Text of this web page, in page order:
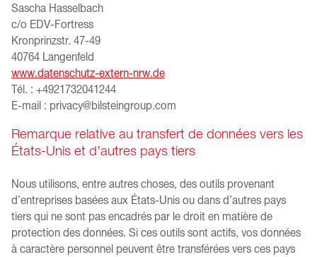
Sascha Hasselbach
c/o EDV-Fortress
Kronprinzstr. 47-49
40764 Langenfeld
www.datenschutz-extern-nrw.de
Tél. : +4921732041244
E-mail : privacy@bilsteingroup.com
Remarque relative au transfert de données vers les
États-Unis et d’autres pays tiers
Nous utilisons, entre autres choses, des outils provenant
d’entreprises basées aux États-Unis ou dans d’autres pays
tiers qui ne sont pas encadrés par le droit en matière de
protection des données. Si ces outils sont actifs, vos données
à caractère personnel peuvent être transférées vers ces pays